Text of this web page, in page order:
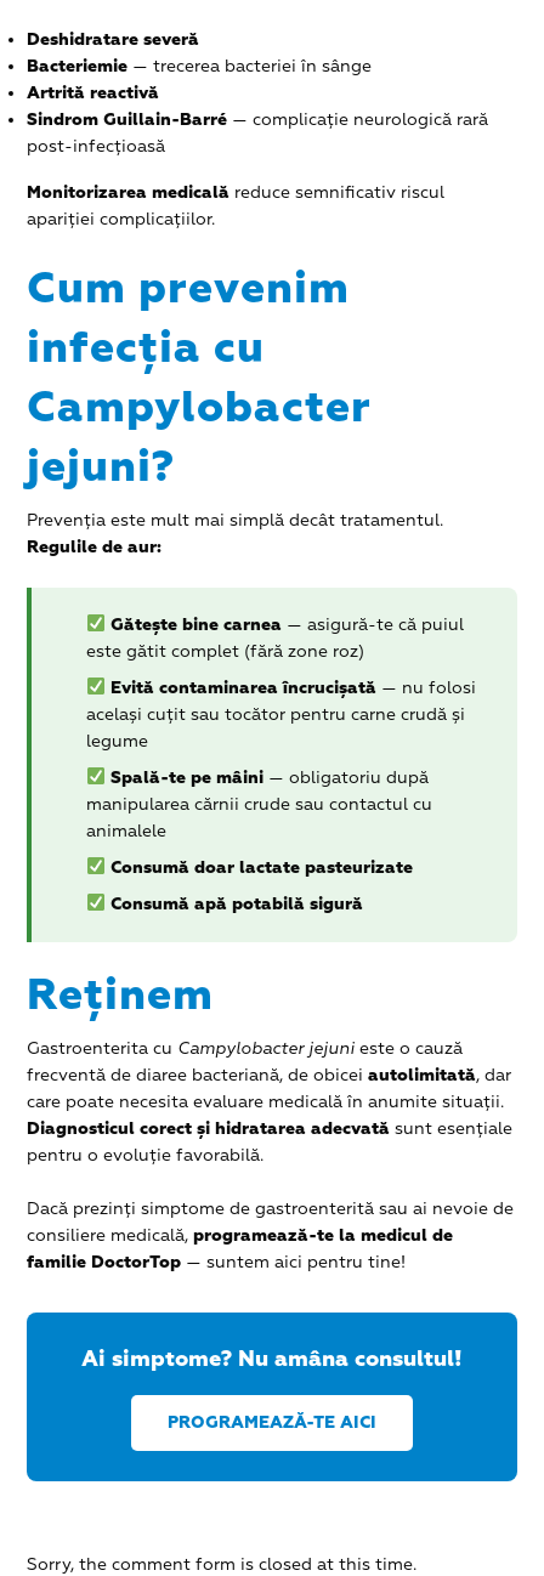
Deshidratare severă
Bacteriemie — trecerea bacteriei în sânge
Artrită reactivă
Sindrom Guillain-Barré — complicație neurologică rară
post-infecțioasă
Monitorizarea medicală reduce semnificativ riscul
apariției complicațiilor.
Cum prevenim
infecția cu
Campylobacter
jejuni?
Prevenția este mult mai simplă decât tratamentul.
Regulile de aur:
Gătește bine carnea — asigură-te că puiul
este gătit complet (fără zone roz)
Evită contaminarea încrucișată — nu folosi
același cuțit sau tocător pentru carne crudă și
legume
Spală-te pe mâini — obligatoriu după
manipularea cărnii crude sau contactul cu
animalele
Consumă doar lactate pasteurizate
Consumă apă potabilă sigură
Reținem
Gastroenterita cu Campylobacter jejuni este o cauză
frecventă de diaree bacteriană, de obiceiautolimitată, dar
care poate necesita evaluare medicală în anumite situații.
Diagnosticul corect și hidratarea adecvată sunt esențiale
pentru o evoluție favorabilă.
Dacă prezinți simptome de gastroenterită sau ai nevoie de
consiliere medicală,programează-te la medicul de
familie DoctorTop — suntem aici pentru tine!
Ai simptome? Nu amâna consultul!
PROGRAMEAZĂ-TE AICI
Sorry, the comment form is closed at this time.